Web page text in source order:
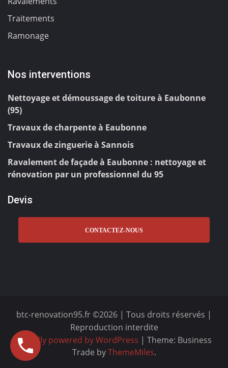
Traitements
Ramonage
Nos interventions
Nettoyage et démoussage de toiture à Eaubonne
(95)
Travaux de charpente à Eaubonne
Travaux de zinguerie à Sannois
Ravalement de façade à Eaubonne : nettoyage et
rénovation par un professionnel du 95
Devis
CONTACTEZ-NOUS
btc-renovation95.fr ©2026 | Tous droits réservés |
Reproduction interdite
Proudly powered by WordPress | Theme: Business
Trade byThemeMiles.